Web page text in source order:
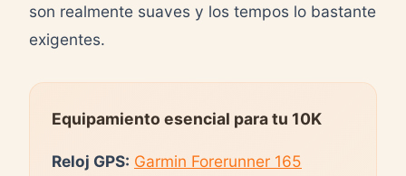
son realmente suaves y los tempos lo bastante
exigentes.
Equipamiento esencial para tu 10K
Reloj GPS: Garmin Forerunner 165